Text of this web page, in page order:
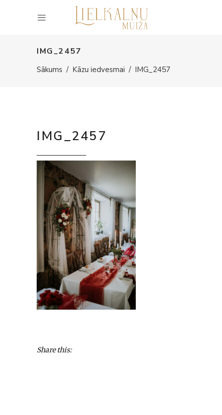
IMG_2457
Sākums / Kāzu iedvesmai / IMG_2457
IMG_2457
Share this: